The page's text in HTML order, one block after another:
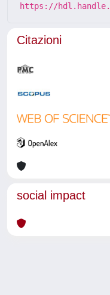
https://
Citazioni
social impact